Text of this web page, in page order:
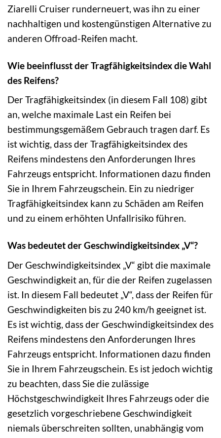
Ziarelli Cruiser runderneuert, was ihn zu einer
nachhaltigen und kostengünstigen Alternative zu
anderen Offroad-Reifen macht.
Wie beeinflusst der Tragfähigkeitsindex die Wahl
des Reifens?
Der Tragfähigkeitsindex (in diesem Fall 108) gibt
an, welche maximale Last ein Reifen bei
bestimmungsgemäßem Gebrauch tragen darf. Es
ist wichtig, dass der Tragfähigkeitsindex des
Reifens mindestens den Anforderungen Ihres
Fahrzeugs entspricht. Informationen dazu finden
Sie in Ihrem Fahrzeugschein. Ein zu niedriger
Tragfähigkeitsindex kann zu Schäden am Reifen
und zu einem erhöhten Unfallrisiko führen.
Was bedeutet der Geschwindigkeitsindex „V“?
Der Geschwindigkeitsindex „V“ gibt die maximale
Geschwindigkeit an, für die der Reifen zugelassen
ist. In diesem Fall bedeutet „V“, dass der Reifen für
Geschwindigkeiten bis zu 240 km/h geeignet ist.
Es ist wichtig, dass der Geschwindigkeitsindex des
Reifens mindestens den Anforderungen Ihres
Fahrzeugs entspricht. Informationen dazu finden
Sie in Ihrem Fahrzeugschein. Es ist jedoch wichtig
zu beachten, dass Sie die zulässige
Höchstgeschwindigkeit Ihres Fahrzeugs oder die
gesetzlich vorgeschriebene Geschwindigkeit
niemals überschreiten sollten, unabhängig vom